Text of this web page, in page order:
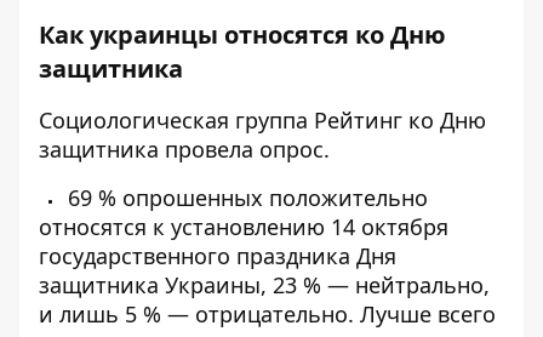
Как украинцы относятся ко Дню
защитника
Социологическая группа Рейтинг ко Дню
защитника провела опрос.
69 % опрошенных положительно
относятся к установлению 14 октября
государственного праздника Дня
защитника Украины, 23 % — нейтрально,
и лишь 5 % — отрицательно. Лучше всего